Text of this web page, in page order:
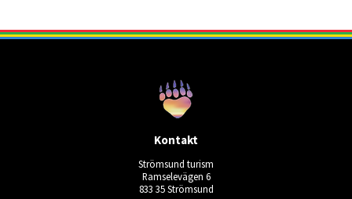
Kontakt
Strömsund turism
Ramselevägen 6
833 35 Strömsund